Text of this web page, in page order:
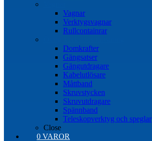
Vagnar
Verktygsvagnar
Rullcontainrar
Domkrafter
Gängsatser
Gängutdragare
Kabelutlösare
Måttband
Skruvstycken
Skruvutdragare
Spännband
Teleskopverktyg och speglar
Close
0 VAROR